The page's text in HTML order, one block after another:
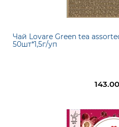
Чай Lovare Green tea
50шт*1,5г/уп